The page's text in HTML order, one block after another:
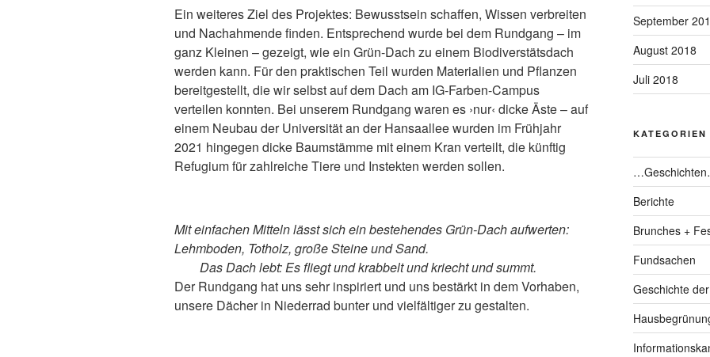
Ein weiteres Ziel des Projektes: Bewusstsein schaffen, Wissen verbreiten
und Nachahmende finden. Entsprechend wurde bei dem Rundgang – im
ganz Kleinen – gezeigt, wie ein Grün-Dach zu einem Biodiverstätsdach
werden kann. Für den praktischen Teil wurden Materialien und Pflanzen
bereitgestellt, die wir selbst auf dem Dach am IG-Farben-Campus
verteilen konnten. Bei unserem Rundgang waren es ›nur‹ dicke Äste – auf
einem Neubau der Universität an der Hansaallee wurden im Frühjahr
2021 hingegen dicke Baumstämme mit einem Kran verteilt, die künftig
Refugium für zahlreiche Tiere und Instekten werden sollen.
Mit einfachen Mitteln lässt sich ein bestehendes Grün-Dach aufwerten:
Lehmboden, Totholz, große Steine und Sand.
Das Dach lebt: Es fliegt und krabbelt und kriecht und summt.
Der Rundgang hat uns sehr inspiriert und uns bestärkt in dem Vorhaben,
unsere Dächer in Niederrad bunter und vielfältiger zu gestalten.
September
August 2018
Juli 2018
KATEGORIEN
Berichte
Brunches +
Fundsachen
Geschichte